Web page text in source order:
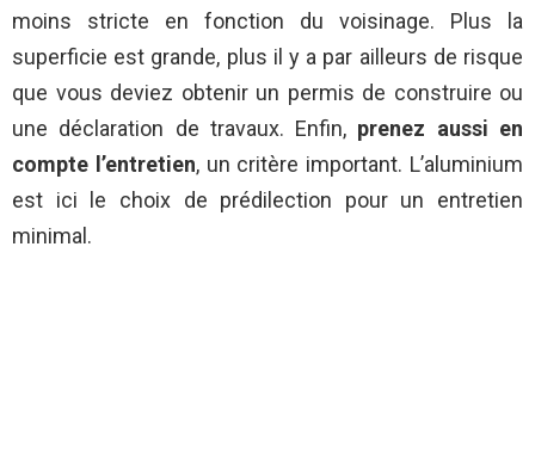
moins stricte en fonction du voisinage. Plus la
superficie est grande, plus il y a par ailleurs de risque
que vous deviez obtenir un permis de construire ou
une déclaration de travaux. Enfin, prenez aussi en
compte l’entretien, un critère important. L’aluminium
est ici le choix de prédilection pour un entretien
minimal.